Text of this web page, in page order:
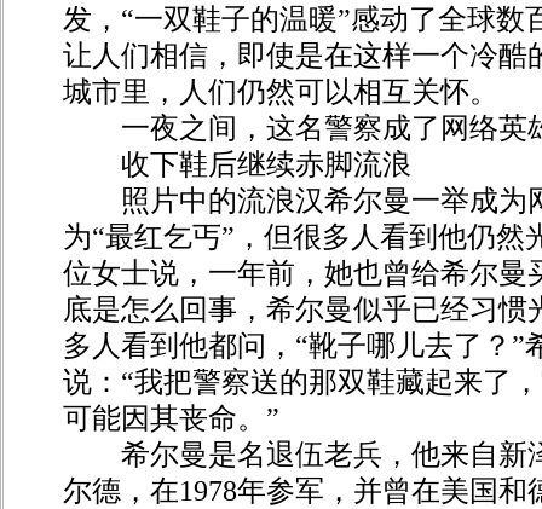
发，“一双鞋子的温暖”感动了全球数
让人们相信，即使是在这样一个冷酷
城市里，人们仍然可以相互关怀。
一夜之间，这名警察成了网络英
收下鞋后继续赤脚流浪
照片中的流浪汉希尔曼一举成为
为“最红乞丐”，但很多人看到他仍然
位女士说，一年前，她也曾给希尔曼
底是怎么回事，希尔曼似乎已经习惯
多人看到他都问，“靴子哪儿去了？”
说：“我把警察送的那双鞋藏起来了
可能因其丧命。”
希尔曼是名退伍老兵，他来自新
尔德，在1978年参军，并曾在美国和